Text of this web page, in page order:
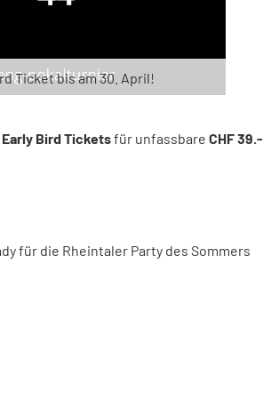
Ticket bis am 30. April!
Early Bird Ticketsfür unfassbare CHF 39.-
für die Rheintaler Party des Sommers